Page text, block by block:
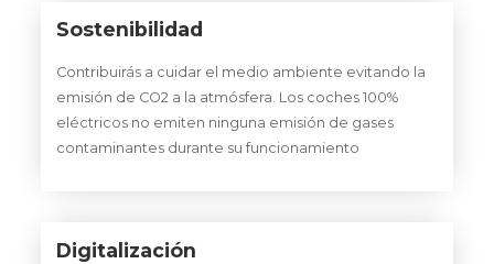
Sostenibilidad
Contribuirás a cuidar el medio ambiente evitando la
emisión de CO2 a la atmósfera. Los coches 100%
eléctricos no emiten ninguna emisión de gases
contaminantes durante su funcionamiento
Digitalización